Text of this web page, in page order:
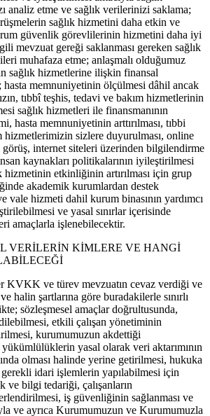
analiz etme ve sağlık verilerinizi saklama;
sağlık hizmetini daha etkin ve
güvenlik görevlilerinin hizmetini daha iyi
mevzuat gereği saklanması gereken sağlık
muhafaza etme; anlaşmalı olduğumuz
sağlık hizmetlerine ilişkin finansal
hasta memnuniyetinin ölçülmesi dâhil ancak
tıbbî teşhis, tedavi ve bakım hizmetlerinin
sağlık hizmetleri ile finansmanının
hasta memnuniyetinin arttırılması, tıbbi
hizmetlerimizin sizlere duyurulması, online
internet siteleri üzerinden bilgilendirme
kaynakları politikalarının iyileştirilmesi
hizmetinin etkinliğinin artırılması için grup
akademik kurumlardan destek
vale hizmeti dahil kurum binasının yardımcı
ve yasal sınırlar içerisinde
amaçlarla işlenebilecektir.
VERİLERİN KİMLERE VE HANGİ
KVKK ve türev mevzuatın cevaz verdiği ve
halin şartlarına göre buradakilerle sınırlı
sözleşmesel amaçlar doğrultusunda,
etkili çalışan yönetiminin
kurumumuzun akdettiği
yasal olarak veri aktarımının
olması halinde yerine getirilmesi, hukuka
idari işlemlerin yapılabilmesi için
ve bilgi tedariği, çalışanların
iş güvenliğinin sağlanması ve
ve ayrıca Kurumumuzun ve Kurumumuzla